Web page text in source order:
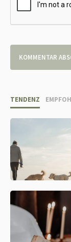
TENDENZ